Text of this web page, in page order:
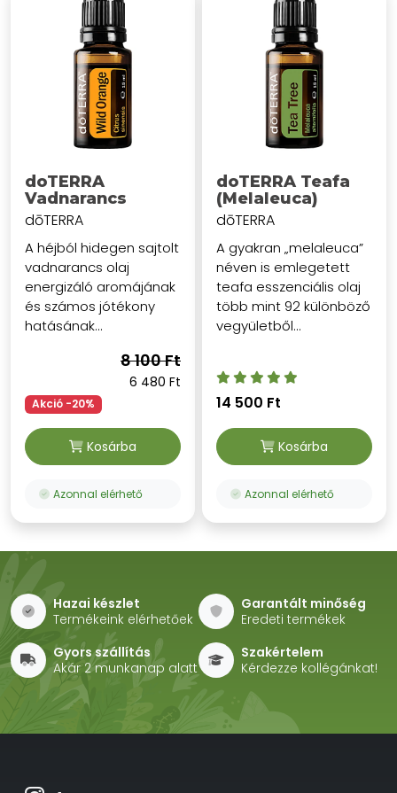
doTERRA
Vadnarancs
dōTERRA
A héjból hidegen sajtolt
vadnarancs olaj
energizáló aromájának
és számos jótékony
hatásának...
8 100 Ft
6 480 Ft
Akció -20%
Kosárba
Azonnal elérhető
doTERRA Teafa
(Melaleuca)
dōTERRA
A gyakran „melaleuca”
néven is emlegetett
teafa esszenciális olaj
több mint 92 különböző
vegyületből...
14 500 Ft
Kosárba
Azonnal elérhető
Hazai készlet
Termékeink elérhetőek
Garantált minőség
Eredeti termékek
Gyors szállítás
Akár 2 munkanap alatt
Szakértelem
Kérdezze kollégánkat!